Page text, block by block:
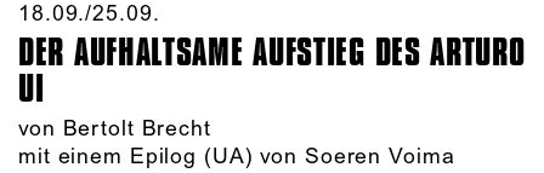
18.09./​25.09.​
DER AUFHALTSAME AUFSTIEG DES ARTURO
UI
von Bertolt Brecht
mit einem Epilog (UA) von Soeren Voima